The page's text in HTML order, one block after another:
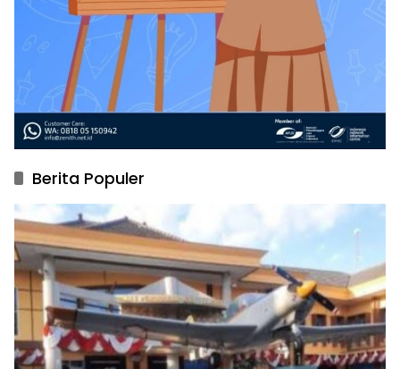
Berita Populer